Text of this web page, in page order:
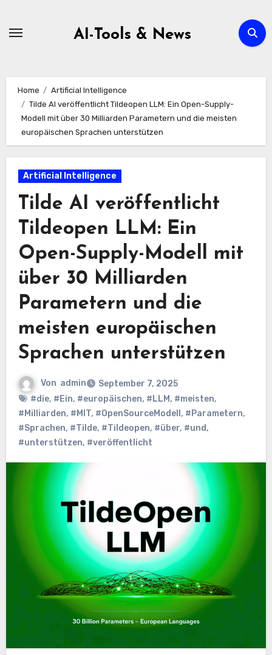
AI-Tools & News
Home
Artificial Intelligence
Tilde AI veröffentlicht Tildeopen LLM: Ein Open-Supply-
Modell mit über 30 Milliarden Parametern und die meisten
europäischen Sprachen unterstützen
Artificial Intelligence
Tilde AI veröffentlicht
Tildeopen LLM: Ein
Open-Supply-Modell mit
über 30 Milliarden
Parametern und die
meisten europäischen
Sprachen unterstützen
Von admin
September 7, 2025
#die, #Ein, #europäischen, #LLM, #meisten,
#Milliarden, #MIT, #OpenSourceModell , #Parametern,
#Sprachen, #Tilde, #Tildeopen, #über, #und,
#unterstützen, #veröffentlicht